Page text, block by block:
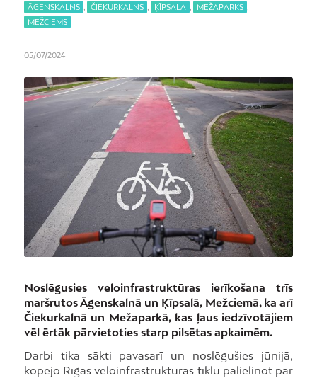
ĀGENSKALNS ČIEKURKALNS ĶĪPSALA MEŽAPARKS
MEŽCIEMS
05/07/2024
Noslēgusies veloinfrastruktūras ierīkošana trīs
maršrutos Āgenskalnā un Ķīpsalā, Mežciemā, ka arī
Čiekurkalnā un Mežaparkā, kas ļaus iedzīvotājiem
vēl ērtāk pārvietoties starp pilsētas apkaimēm.
Darbi tika sākti pavasarī un noslēgušies jūnijā,
kopējo Rīgas veloinfrastruktūras tīklu palielinot par